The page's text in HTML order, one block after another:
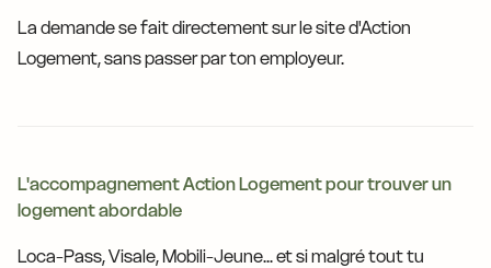
La demande se fait directement sur le site d'Action
Logement, sans passer par ton employeur.
L'accompagnement Action Logement pour trouver un
logement abordable
Loca-Pass, Visale, Mobili-Jeune... et si malgré tout tu